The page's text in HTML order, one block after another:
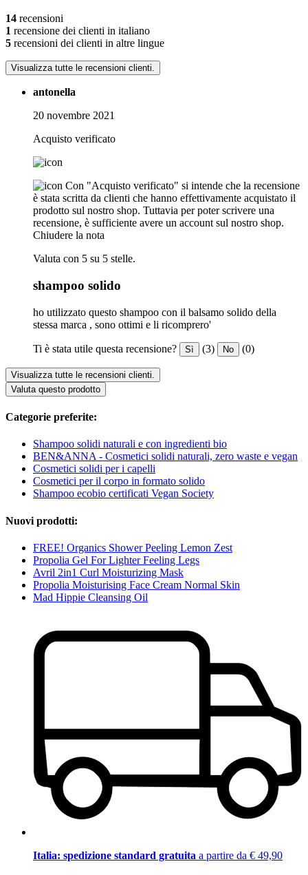
14 recensioni
1 recensione dei clienti in italiano
5 recensioni dei clienti in altre lingue
Visualizza tutte le recensioni clienti.
antonella
20 novembre 2021
Acquisto verificato
Con "Acquisto verificato" si intende che la recensione
è stata scritta da clienti che hanno effettivamente acquistato il
prodotto sul nostro shop. Tuttavia per poter scrivere una
recensione, è sufficiente avere un account sul nostro shop.
Chiudere la nota
Valuta con 5 su 5 stelle.
shampoo solido
ho utilizzato questo shampoo con il balsamo solido della
stessa marca , sono ottimi e li ricomprero'
Ti è stata utile questa recensione? Sì (3) No (0)
Visualizza tutte le recensioni clienti.
Valuta questo prodotto
Categorie preferite:
Shampoo solidi naturali e con ingredienti bio
BEN&ANNA - Cosmetici solidi naturali, zero waste e vegan
Cosmetici solidi per i capelli
Cosmetici per il corpo in formato solido
Shampoo ecobio certificati Vegan Society
Nuovi prodotti:
FREE! Organics Shower Peeling Lemon Zest
Propolia Gel For Lighter Feeling Legs
Avril 2in1 Curl Moisturizing Mask
Propolia Moisturising Face Cream Normal Skin
Mad Hippie Cleansing Oil
Italia: spedizione standard gratuita a partire da € 49,90